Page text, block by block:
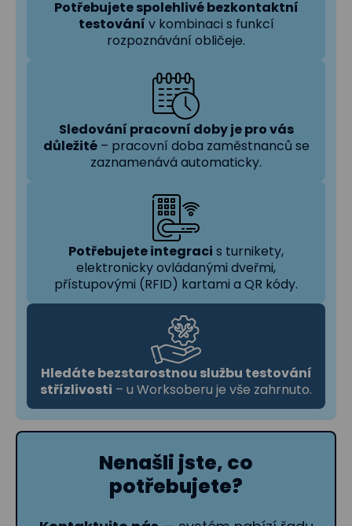
Potřebujete spolehlivé bezkontaktní
testování v kombinaci s funkcí
rozpoznávání obličeje.
Sledování pracovní doby je pro vás
důležité – pracovní doba zaměstnanců se
zaznamenává automaticky.
Potřebujete integraci s turnikety,
elektronicky ovládanými dveřmi,
přístupovými (RFID) kartami a QR kódy.
Hledáte bezstarostnou službu testování
střízlivosti – u Worksoberu je vše zahrnuto.
Nenašli jste, co
potřebujete?